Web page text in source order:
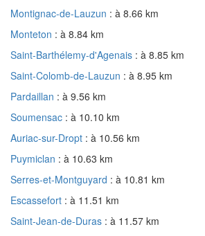
Montignac-de-Lauzun : à 8.66 km
Monteton : à 8.84 km
Saint-Barthélemy-d'Agenais : à 8.85 km
Saint-Colomb-de-Lauzun : à 8.95 km
Pardaillan : à 9.56 km
Soumensac : à 10.10 km
Auriac-sur-Dropt : à 10.56 km
Puymiclan : à 10.63 km
Serres-et-Montguyard : à 10.81 km
Escassefort : à 11.51 km
Saint-Jean-de-Duras : à 11.57 km